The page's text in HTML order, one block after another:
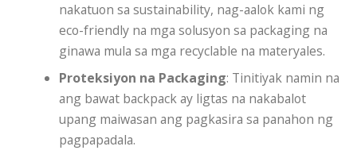
nakatuon sa sustainability, nag-aalok kami ng
eco-friendly na mga solusyon sa packaging na
ginawa mula sa mga recyclable na materyales.
Proteksiyon na Packaging: Tinitiyak namin na
ang bawat backpack ay ligtas na nakabalot
upang maiwasan ang pagkasira sa panahon ng
pagpapadala.